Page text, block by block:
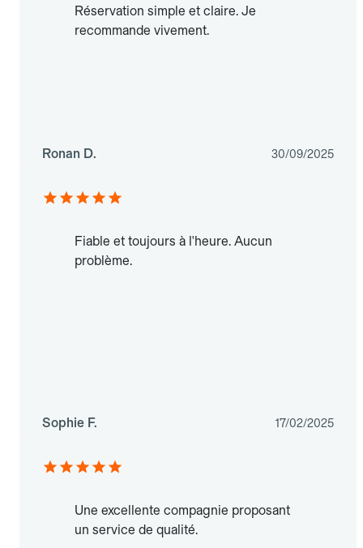
Réservation simple et claire. Je
recommande vivement.
Ronan D. 30/09/2025
Fiable et toujours à l'heure. Aucun
problème.
Sophie F. 17/02/2025
Une excellente compagnie proposant
un service de qualité.